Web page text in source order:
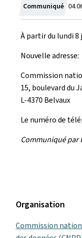
Communiqué
le
À partir du lundi
Nouvelle adresse:
Commission
15, boulevard du
L-4370 Belvaux
Le numéro de
Communiqué par
Organisation
Commission